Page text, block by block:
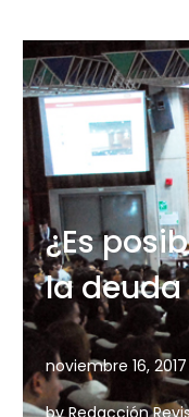
¿Es
la deuda
noviembre 16, 2017
by Redacción